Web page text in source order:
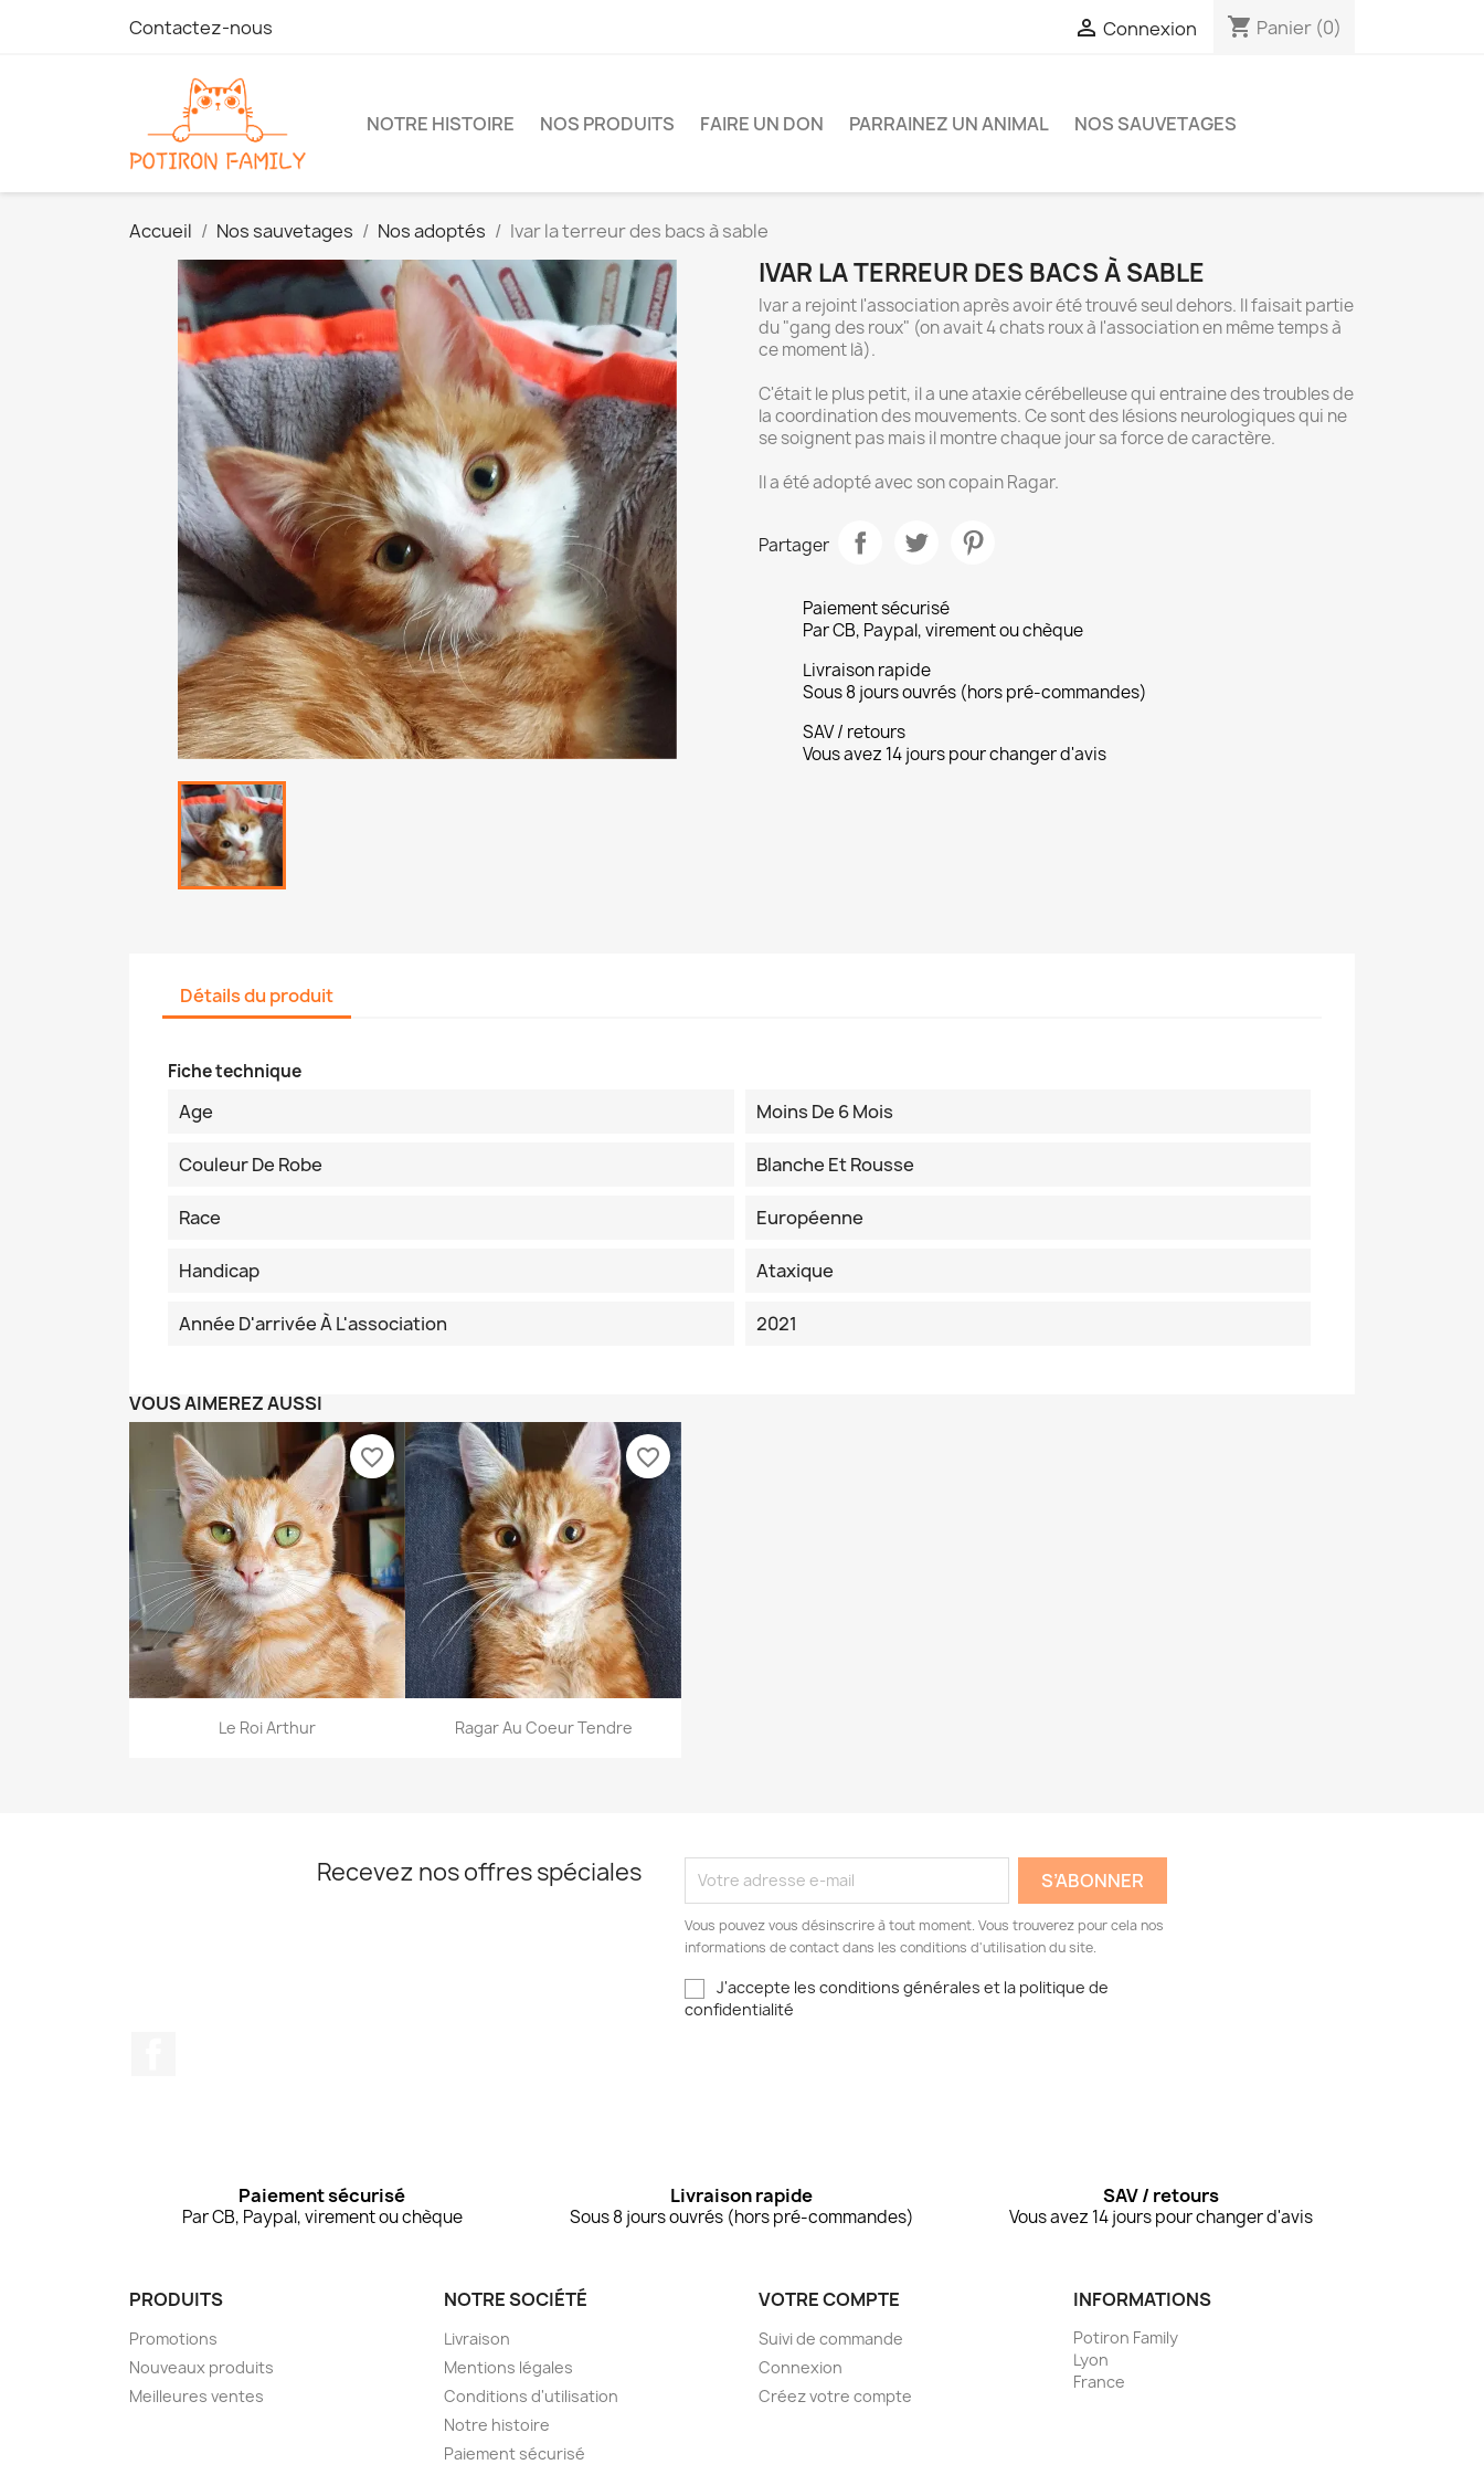
Contactez-nous  Connexion shopping_cart Panier (0)
NOTRE HISTOIRE NOS PRODUITS FAIRE UN DON PARRAINEZ UN ANIMAL NOS SAUVETAGES
Accueil Nos sauvetages Nos adoptés Ivar la terreur des bacs à sable
IVAR LA TERREUR DES BACS À SABLE
Ivar a rejoint l'association après avoir été trouvé seul dehors. Il faisait partie
du "gang des roux" (on avait 4 chats roux à l'association en même temps à
ce moment là).
C'était le plus petit, il a une ataxie cérébelleuse qui entraine des troubles de
la coordination des mouvements. Ce sont des lésions neurologiques qui ne
se soignent pas mais il montre chaque jour sa force de caractère.
Il a été adopté avec son copain Ragar.
Partager
Paiement sécurisé
Par CB, Paypal, virement ou chèque
Livraison rapide
Sous 8 jours ouvrés (hors pré-commandes)
SAV / retours
Vous avez 14 jours pour changer d'avis
Détails du produit
Fiche technique
Age Moins De 6 Mois
Couleur De Robe Blanche Et Rousse
Race Européenne
Handicap Ataxique
Année D'arrivée À L'association 2021
VOUS AIMEREZ AUSSI
Aperçu rapide
Le Roi Arthur
favorite_border
Aperçu rapide
Ragar Au Coeur Tendre
favorite_border
Recevez nos offres spéciales
Vous pouvez vous désinscrire à tout moment. Vous trouverez pour cela nos
informations de contact dans les conditions d'utilisation du site.
J'accepte les conditions générales et la politique de
confidentialité
Paiement sécurisé
Par CB, Paypal, virement ou chèque
Livraison rapide
Sous 8 jours ouvrés (hors pré-commandes)
SAV / retours
Vous avez 14 jours pour changer d'avis
PRODUITS
Promotions
Nouveaux produits
Meilleures ventes
NOTRE SOCIÉTÉ
Livraison
Mentions légales
Conditions d'utilisation
Notre histoire
Paiement sécurisé
VOTRE COMPTE
Suivi de commande
Connexion
Créez votre compte
INFORMATIONS
Potiron Family
Lyon
France